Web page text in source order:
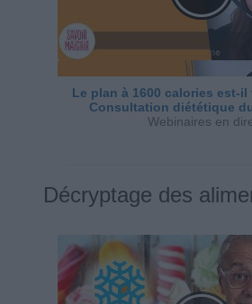
Le plan à 1600 calories est-
Consultation diététique
Webinaires en
Décryptage des